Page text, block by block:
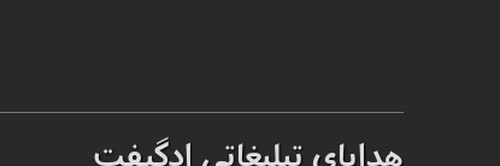
هدایای تبلیغاتی ادگیفت